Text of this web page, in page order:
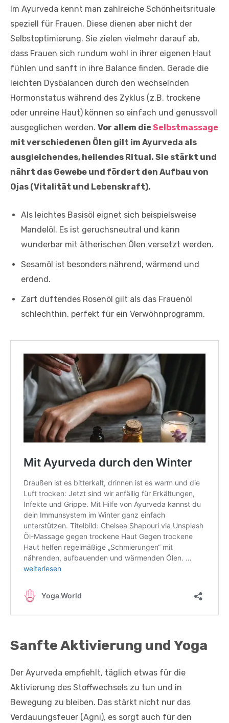
Im Ayurveda kennt man zahlreiche Schönheitsrituale
speziell für Frauen. Diese dienen aber nicht der
Selbstoptimierung. Sie zielen vielmehr darauf ab,
dass Frauen sich rundum wohl in ihrer eigenen Haut
fühlen und sanft in ihre Balance finden. Gerade die
leichten Dysbalancen durch den wechselnden
Hormonstatus während des Zyklus (z.B. trockene
oder unreine Haut) können so einfach und genussvoll
ausgeglichen werden. Vor allem dieSelbstmassage
mit verschiedenen Ölen gilt im Ayurveda als
ausgleichendes, heilendes Ritual. Sie stärkt und
nährt das Gewebe und fördert den Aufbau von
Ojas (Vitalität und Lebenskraft).
Als leichtes Basisöl eignet sich beispielsweise
Mandelöl. Es ist geruchsneutral und kann
wunderbar mit ätherischen Ölen versetzt werden.
Sesamöl ist besonders nährend, wärmend und
erdend.
Zart duftendes Rosenöl gilt als das Frauenöl
schlechthin, perfekt für ein Verwöhnprogramm.
Sanfte Aktivierung und Yoga
Der Ayurveda empfiehlt, täglich etwas für die
Aktivierung des Stoffwechsels zu tun und in
Bewegung zu bleiben. Das stärkt nicht nur das
Verdauungsfeuer (Agni), es sorgt auch für den